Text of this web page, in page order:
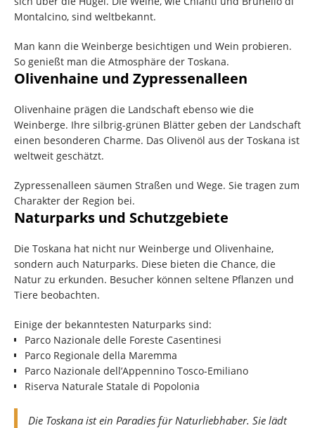
Montalcino, sind weltbekannt.
Man kann die Weinberge besichtigen und Wein probieren.
So genießt man die Atmosphäre der Toskana.
Olivenhaine und Zypressenalleen
Olivenhaine prägen die Landschaft ebenso wie die
Weinberge. Ihre silbrig-grünen Blätter geben der Landschaft
einen besonderen Charme. Das Olivenöl aus der Toskana ist
weltweit geschätzt.
Zypressenalleen säumen Straßen und Wege. Sie tragen zum
Charakter der Region bei.
Naturparks und Schutzgebiete
Die Toskana hat nicht nur Weinberge und Olivenhaine,
sondern auch Naturparks. Diese bieten die Chance, die
Natur zu erkunden. Besucher können seltene Pflanzen und
Tiere beobachten.
Einige der bekanntesten Naturparks sind:
Parco Nazionale delle Foreste Casentinesi
Parco Regionale della Maremma
Parco Nazionale dell’Appennino Tosco-Emiliano
Riserva Naturale Statale di Popolonia
Die Toskana ist ein Paradies für Naturliebhaber. Sie lädt